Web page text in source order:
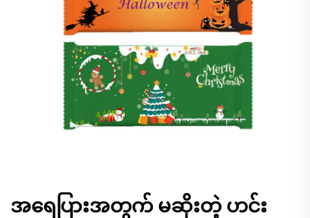
အရေပြားအတွက် မဆိုးတဲ့ ဟင်း